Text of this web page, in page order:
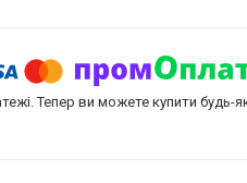
Тепер ви можете купити